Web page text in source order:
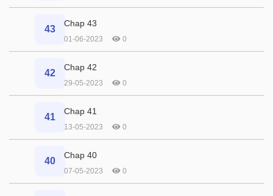
43
Chap 43
01-06-2023 0
42
Chap 42
29-05-2023 0
41
Chap 41
13-05-2023 0
40
Chap 40
07-05-2023 0